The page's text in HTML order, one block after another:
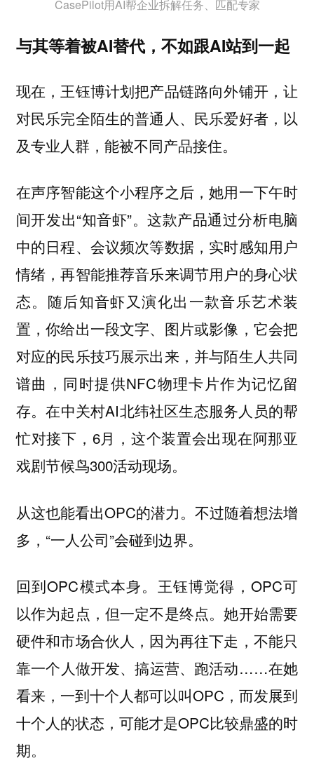
CasePilot用AI帮企业拆解任务、匹配专家
与其等着被AI替代，不如跟AI站到一起
现在，王钰博计划把产品链路向外铺开，让
对民乐完全陌生的普通人、民乐爱好者，以
及专业人群，能被不同产品接住。
在声序智能这个小程序之后，她用一下午时
间开发出“知音虾”。这款产品通过分析电脑
中的日程、会议频次等数据，实时感知用户
情绪，再智能推荐音乐来调节用户的身心状
态。随后知音虾又演化出一款音乐艺术装
置，你给出一段文字、图片或影像，它会把
对应的民乐技巧展示出来，并与陌生人共同
谱曲，同时提供NFC物理卡片作为记忆留
存。在中关村AI北纬社区生态服务人员的帮
忙对接下，6月，这个装置会出现在阿那亚
戏剧节候鸟300活动现场。
从这也能看出OPC的潜力。不过随着想法增
多，“一人公司”会碰到边界。
回到OPC模式本身。王钰博觉得，OPC可
以作为起点，但一定不是终点。她开始需要
硬件和市场合伙人，因为再往下走，不能只
靠一个人做开发、搞运营、跑活动……在她
看来，一到十个人都可以叫OPC，而发展到
十个人的状态，可能才是OPC比较鼎盛的时
期。